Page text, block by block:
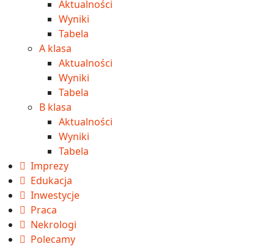
Aktualności
Wyniki
Tabela
A klasa
Aktualności
Wyniki
Tabela
B klasa
Aktualności
Wyniki
Tabela
Imprezy
Edukacja
Inwestycje
Praca
Nekrologi
Polecamy